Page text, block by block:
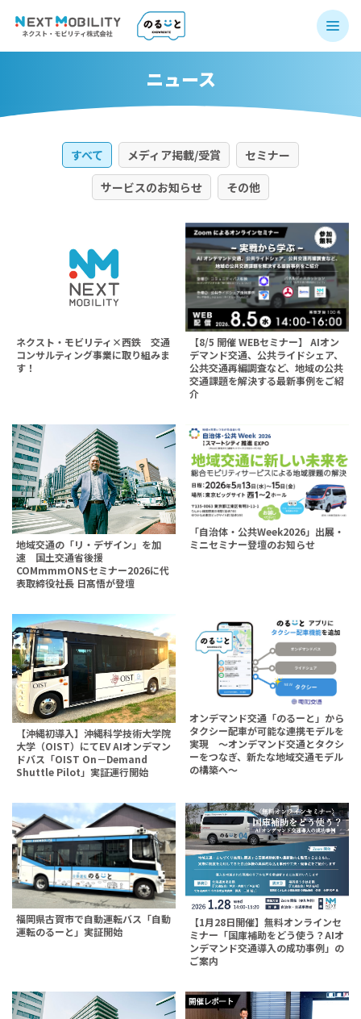
ニュース
すべて メディア掲載/受賞
セミナー
サービスのお知らせ
その他
ネクスト・モビリティ×西鉄 交通
コンサルティング事業に取り組みま
す！
【8/5 開催 WEBセミナー】 AIオン
デマンド交通、公共ライドシェア、
公共交通再編調査など、地域の公共
交通課題を解決する最新事例をご紹
介
地域交通の「リ・デザイン」を加
速 国土交通省後援
COMmmmONSセミナー2026に代
表取締役社長 日髙悟が登壇
「自治体・公共Week2026」出展・
ミニセミナー登壇のお知らせ
【沖縄初導入】沖縄科学技術大学院
大学（OIST）にてEV AIオンデマン
ドバス「OIST On－Demand
Shuttle Pilot」実証運行開始
オンデマンド交通「のるーと」から
タクシー配車が可能な連携モデルを
実現 〜オンデマンド交通とタクシ
ーをつなぎ、新たな地域交通モデル
の構築へ〜
福岡県古賀市で自動運転バス「自動
運転のるーと」実証開始
【1月28日開催】無料オンラインセ
ミナー「国庫補助をどう使う？AIオ
ンデマンド交通導入の成功事例」の
ご案内